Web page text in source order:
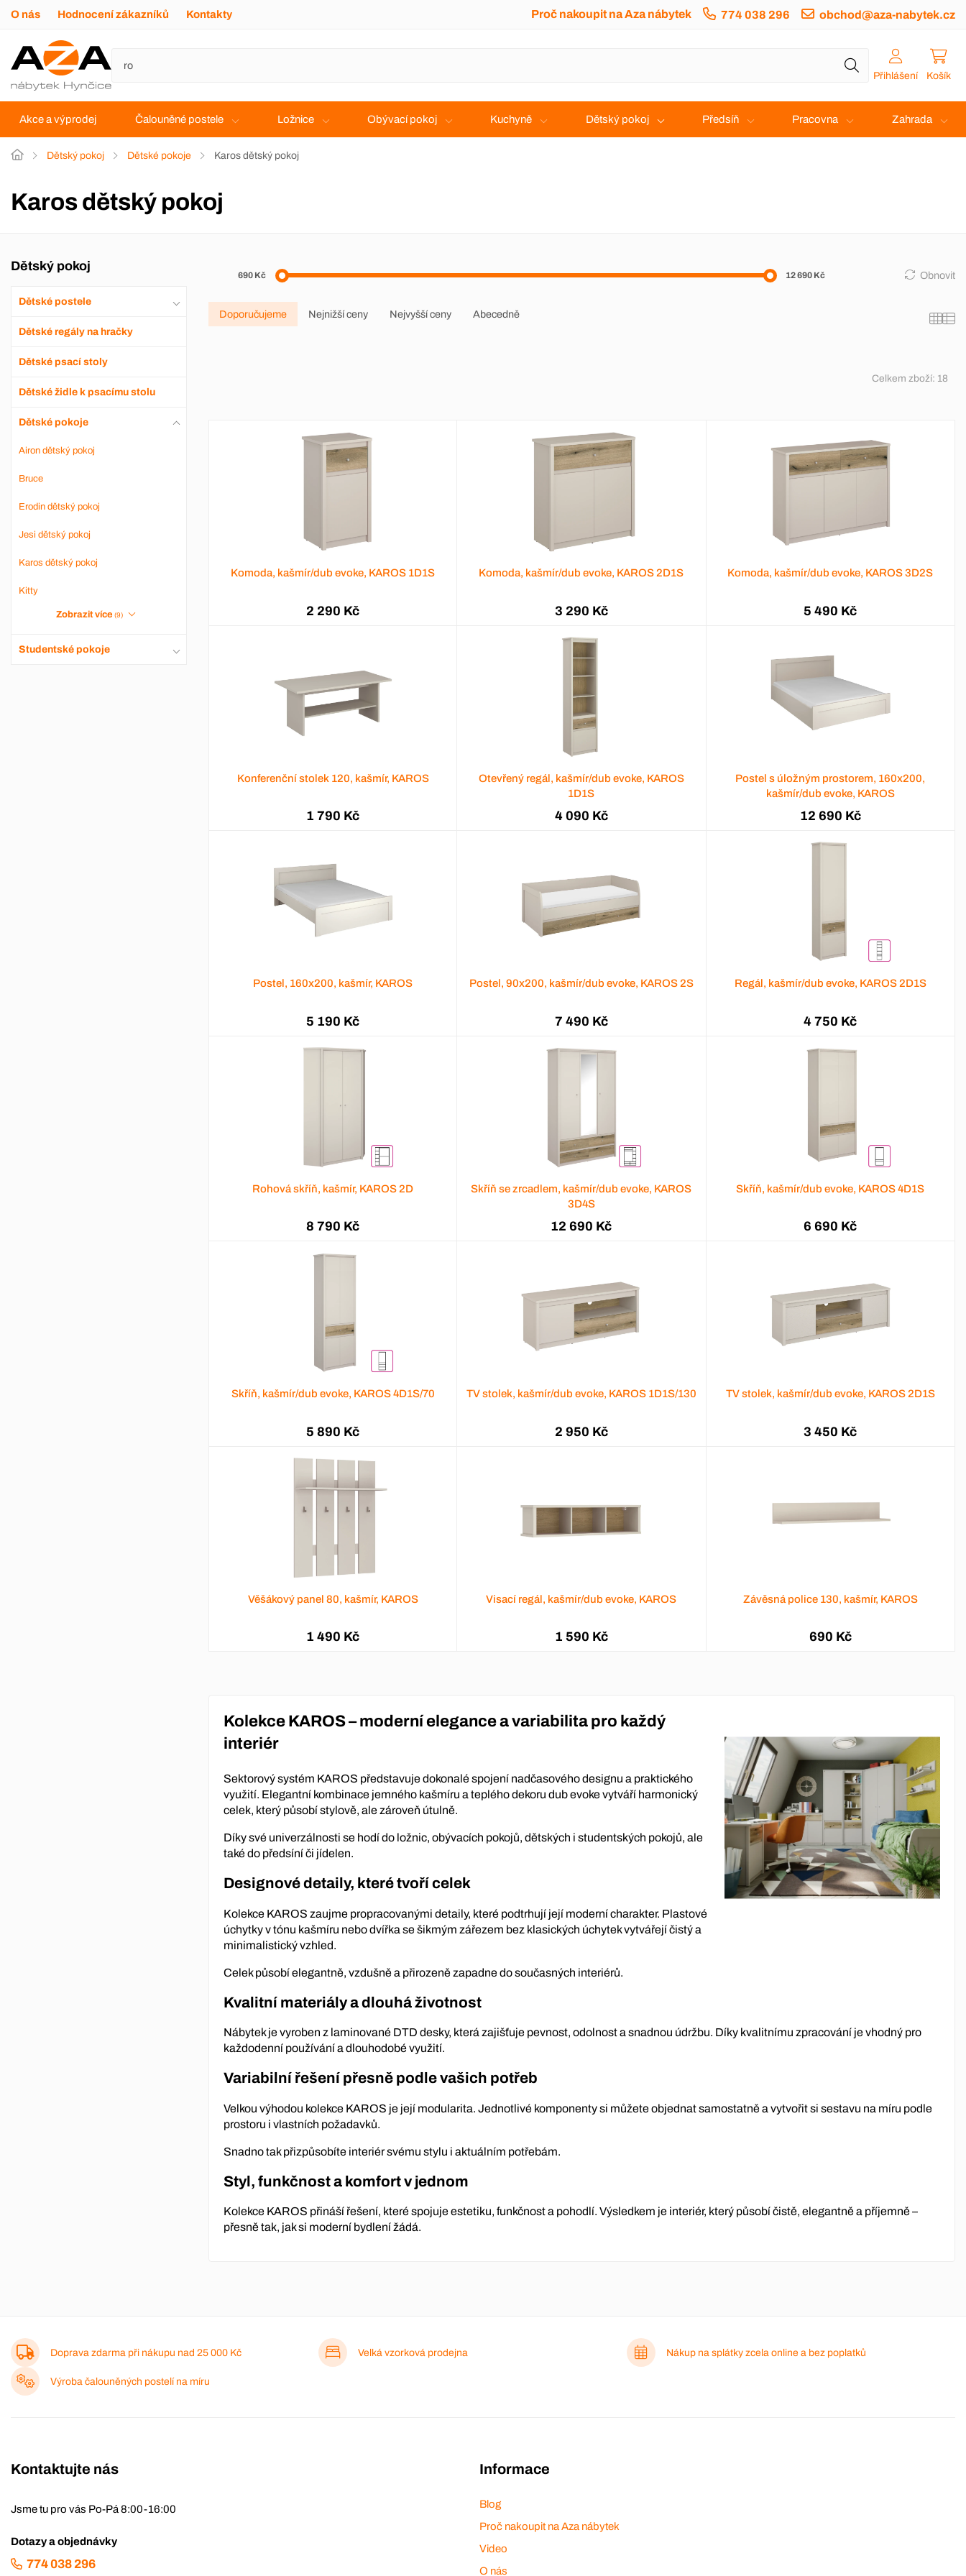
O nás Hodnocení zákazníků Kontakty Proč nakoupit na Aza nábytek 774 038 296 obchod@aza-nabytek.cz
Přihlášení Košík
Akce a výprodej Čalouněné postele Ložnice Obývací pokoj Kuchyně Dětský pokoj Předsíň Pracovna Zahrada
Dětský pokoj Dětské pokoje Karos dětský pokoj
Karos dětský pokoj
Dětský pokoj
Dětské postele
Dětské regály na hračky
Dětské psací stoly
Dětské židle k psacímu stolu
Dětské pokoje
Airon dětský pokoj
Bruce
Erodin dětský pokoj
Jesi dětský pokoj
Karos dětský pokoj
Kitty
Zobrazit více (9)
Studentské pokoje
690 Kč 12 690 Kč Obnovit
Doporučujeme Nejnižší ceny Nejvyšší ceny Abecedně
Celkem zboží: 18
Komoda, kašmír/dub evoke, KAROS 1D1S
2 290 Kč
Komoda, kašmír/dub evoke, KAROS 2D1S
3 290 Kč
Komoda, kašmír/dub evoke, KAROS 3D2S
5 490 Kč
Konferenční stolek 120, kašmír, KAROS
1 790 Kč
Otevřený regál, kašmír/dub evoke, KAROS
1D1S
4 090 Kč
Postel s úložným prostorem, 160x200,
kašmír/dub evoke, KAROS
12 690 Kč
Postel, 160x200, kašmír, KAROS
5 190 Kč
Postel, 90x200, kašmír/dub evoke, KAROS 2S
7 490 Kč
Regál, kašmír/dub evoke, KAROS 2D1S
4 750 Kč
Rohová skříň, kašmír, KAROS 2D
8 790 Kč
Skříň se zrcadlem, kašmír/dub evoke, KAROS
3D4S
12 690 Kč
Skříň, kašmír/dub evoke, KAROS 4D1S
6 690 Kč
Skříň, kašmír/dub evoke, KAROS 4D1S/70
5 890 Kč
TV stolek, kašmír/dub evoke, KAROS 1D1S/130
2 950 Kč
TV stolek, kašmír/dub evoke, KAROS 2D1S
3 450 Kč
Věšákový panel 80, kašmír, KAROS
1 490 Kč
Visací regál, kašmír/dub evoke, KAROS
1 590 Kč
Závěsná police 130, kašmír, KAROS
690 Kč
Kolekce KAROS – moderní elegance a variabilita pro každý
interiér
Sektorový systém KAROS představuje dokonalé spojení nadčasového designu a praktického
využití. Elegantní kombinace jemného kašmíru a teplého dekoru dub evoke vytváří harmonický
celek, který působí stylově, ale zároveň útulně.
Díky své univerzálnosti se hodí do ložnic, obývacích pokojů, dětských i studentských pokojů, ale
také do předsíní či jídelen.
Designové detaily, které tvoří celek
Kolekce KAROS zaujme propracovanými detaily, které podtrhují její moderní charakter. Plastové
úchytky v tónu kašmíru nebo dvířka se šikmým zářezem bez klasických úchytek vytvářejí čistý a
minimalistický vzhled.
Celek působí elegantně, vzdušně a přirozeně zapadne do současných interiérů.
Kvalitní materiály a dlouhá životnost
Nábytek je vyroben z laminované DTD desky, která zajišťuje pevnost, odolnost a snadnou údržbu. Díky kvalitnímu zpracování je vhodný pro
každodenní používání a dlouhodobé využití.
Variabilní řešení přesně podle vašich potřeb
Velkou výhodou kolekce KAROS je její modularita. Jednotlivé komponenty si můžete objednat samostatně a vytvořit si sestavu na míru podle
prostoru i vlastních požadavků.
Snadno tak přizpůsobíte interiér svému stylu i aktuálním potřebám.
Styl, funkčnost a komfort v jednom
Kolekce KAROS přináší řešení, které spojuje estetiku, funkčnost a pohodlí. Výsledkem je interiér, který působí čistě, elegantně a příjemně –
přesně tak, jak si moderní bydlení žádá.
Doprava zdarma při nákupu nad 25 000 Kč Velká vzorková prodejna Nákup na splátky zcela online a bez poplatků
Výroba čalouněných postelí na míru
Kontaktujte nás
Jsme tu pro vás Po-Pá 8:00-16:00
Dotazy a objednávky
774 038 296
Informace
Blog
Proč nakoupit na Aza nábytek
Video
O nás